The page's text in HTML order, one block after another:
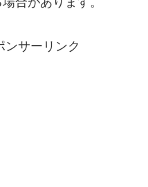
ンサーリンク